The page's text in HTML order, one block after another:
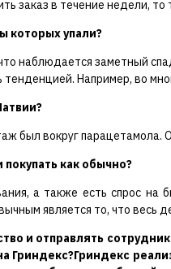
заказ в течение недели,
которых упали?
наблюдается заметный
Например, во
был вокруг
как обычно?
а также есть спрос на
является то, что весь
и отправлять